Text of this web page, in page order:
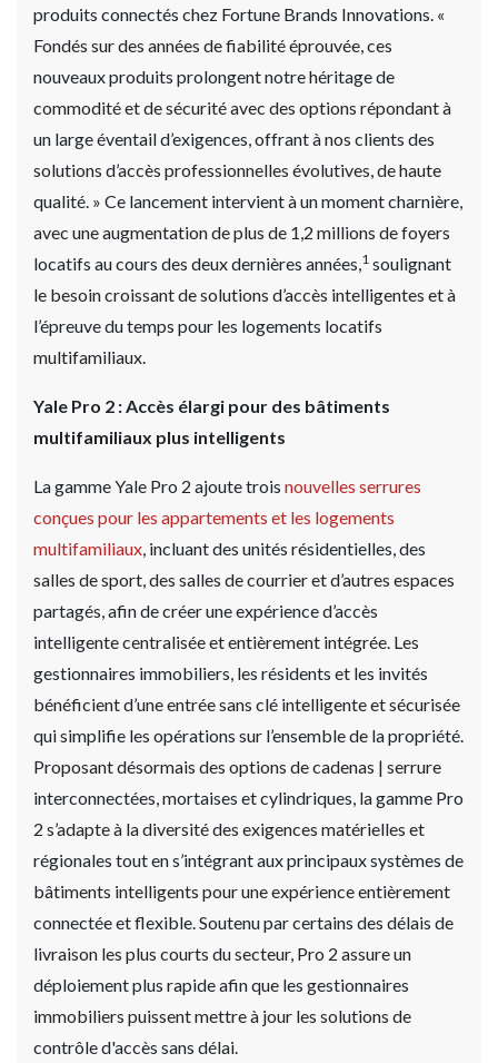
produits connectés chez Fortune Brands Innovations. «
Fondés sur des années de fiabilité éprouvée, ces
nouveaux produits prolongent notre héritage de
commodité et de sécurité avec des options répondant à
un large éventail d’exigences, offrant à nos clients des
solutions d’accès professionnelles évolutives, de haute
qualité. » Ce lancement intervient à un moment charnière,
avec une augmentation de plus de 1,2 millions de foyers
locatifs au cours des deux dernières années,1 soulignant
le besoin croissant de solutions d’accès intelligentes et à
l’épreuve du temps pour les logements locatifs
multifamiliaux.
Yale Pro 2 : Accès élargi pour des bâtiments
multifamiliaux plus intelligents
La gamme Yale Pro 2 ajoute trois nouvelles serrures
conçues pour les appartements et les logements
multifamiliaux, incluant des unités résidentielles, des
salles de sport, des salles de courrier et d’autres espaces
partagés, afin de créer une expérience d’accès
intelligente centralisée et entièrement intégrée. Les
gestionnaires immobiliers, les résidents et les invités
bénéficient d’une entrée sans clé intelligente et sécurisée
qui simplifie les opérations sur l’ensemble de la propriété.
Proposant désormais des options de cadenas | serrure
interconnectées, mortaises et cylindriques, la gamme Pro
2 s’adapte à la diversité des exigences matérielles et
régionales tout en s’intégrant aux principaux systèmes de
bâtiments intelligents pour une expérience entièrement
connectée et flexible. Soutenu par certains des délais de
livraison les plus courts du secteur, Pro 2 assure un
déploiement plus rapide afin que les gestionnaires
immobiliers puissent mettre à jour les solutions de
contrôle d'accès sans délai.